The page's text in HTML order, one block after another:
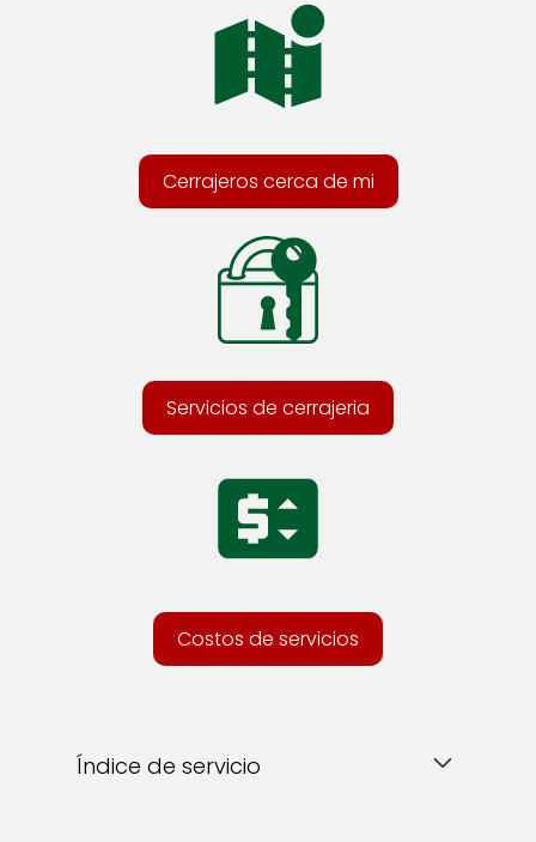
Cerrajeros cerca de mi
Servicios de cerrajeria
Costos de servicios
Índice de servicio